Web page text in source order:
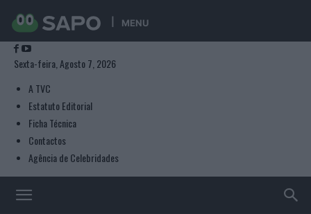
MENU
Sexta-feira, Agosto 7, 2026
A TVC
Estatuto Editorial
Ficha Técnica
Contactos
Agência de Celebridades